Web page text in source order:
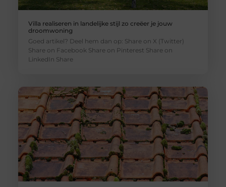
Villa realiseren in landelijke stijl zo creëer je jouw
droomwoning
Goed artikel? Deel hem dan op: Share on X (Twitter)
Share on Facebook Share on Pinterest Share on
LinkedIn Share